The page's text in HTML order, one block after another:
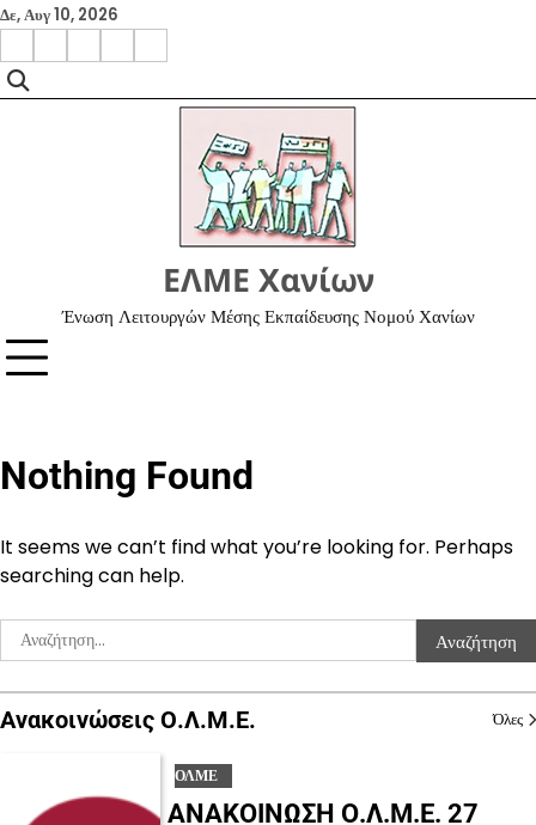
Skip
content
Δε, Αυγ 10, 2026
facebook
instagram
google
x youtube
ΕΛΜΕ Χανίων
Ένωση Λειτουργών Μέσης Εκπαίδευσης Νομού Χανίων
Nothing Found
It seems we can’t find what you’re looking for. Perhaps
searching can help.
Αναζήτηση
για:
Ανακοινώσεις Ο.Λ.Μ.Ε. Όλες
ΟΛΜΕ
ΑΝΑΚΟΙΝΩΣΗ Ο.Λ.Μ.Ε. 27